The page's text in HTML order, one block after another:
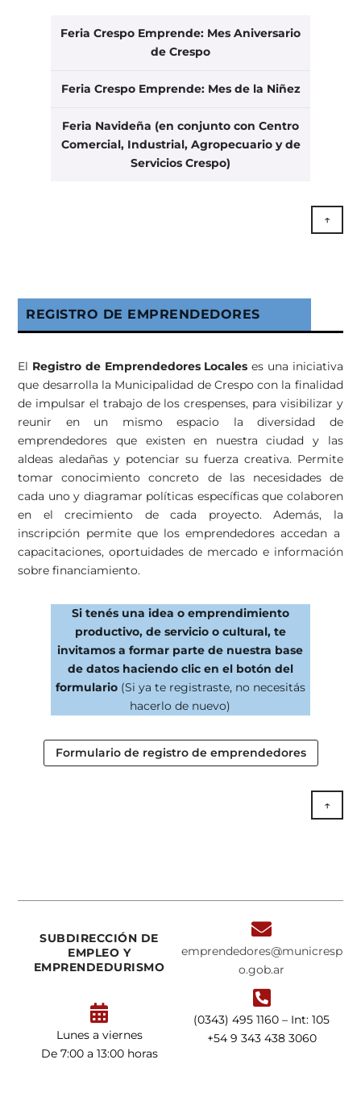
Feria Crespo Emprende: Mes Aniversario
de Crespo
Feria Crespo Emprende: Mes de la Niñez
Feria Navideña (en conjunto con Centro
Comercial, Industrial, Agropecuario y de
Servicios Crespo)
↑
REGISTRO DE EMPRENDEDORES
El Registro de Emprendedores Locales es una iniciativa
que desarrolla la Municipalidad de Crespo con la finalidad
de impulsar el trabajo de los crespenses, para visibilizar y
reunir en un mismo espacio la diversidad de
emprendedores que existen en nuestra ciudad y las
aldeas aledañas y potenciar su fuerza creativa. Permite
tomar conocimiento concreto de las necesidades de
cada uno y diagramar políticas específicas que colaboren
en el crecimiento de cada proyecto. Además, la
inscripción permite que los emprendedores accedan a
capacitaciones, oportuidades de mercado e información
sobre financiamiento.
Si tenés una idea o emprendimiento
productivo, de servicio o cultural, te
invitamos a formar parte de nuestra base
de datos haciendo clic en el botón del
formulario(Si ya te registraste, no necesitás
hacerlo de nuevo)
Formulario de registro de emprendedores
↑
SUBDIRECCIÓN DE
EMPLEO Y
EMPRENDEDURISMO

Lunes a viernes
De 7:00 a 13:00 horas

emprendedores@municresp
o.gob.ar

(0343) 495 1160 – Int: 105
+54 9 343 438 3060